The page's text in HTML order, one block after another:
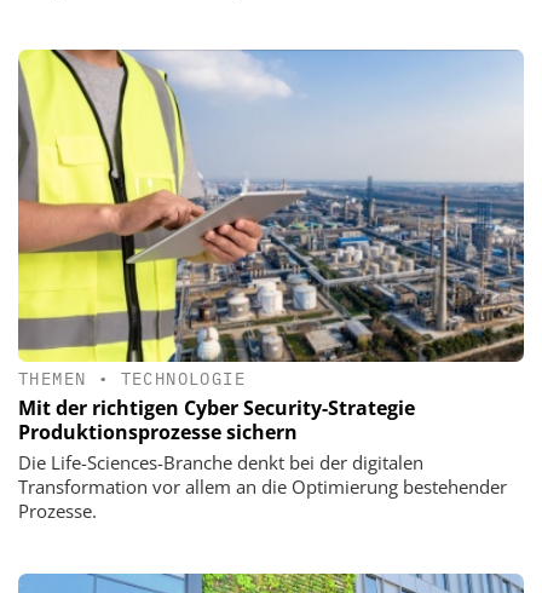
THEMEN • TECHNOLOGIE
Mit der richtigen Cyber Security-Strategie
Produktionsprozesse sichern
Die Life-Sciences-Branche denkt bei der digitalen
Transformation vor allem an die Optimierung bestehender
Prozesse.